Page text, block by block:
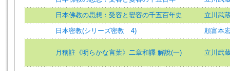
日本佛教の思想：受容と變容の千五百年史 立川武
日本密教(シリーズ密教 4) 頼富本
月稱註《明らかな言葉》二章和譯 解說(一) 立川武